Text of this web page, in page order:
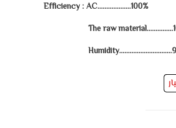
Efficiency : AC……………….100%
The raw